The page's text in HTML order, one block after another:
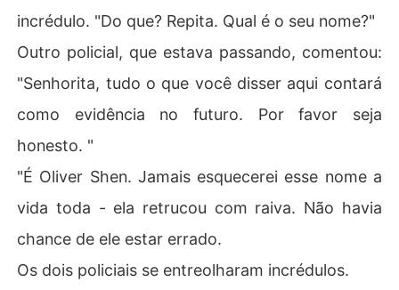
incrédulo. "Do que? Repita. Qual é o seu nome?"
Outro policial, que estava passando, comentou:
"Senhorita, tudo o que você disser aqui contará
como evidência no futuro. Por favor seja
honesto. "
"É Oliver Shen. Jamais esquecerei esse nome a
vida toda - ela retrucou com raiva. Não havia
chance de ele estar errado.
Os dois policiais se entreolharam incrédulos.